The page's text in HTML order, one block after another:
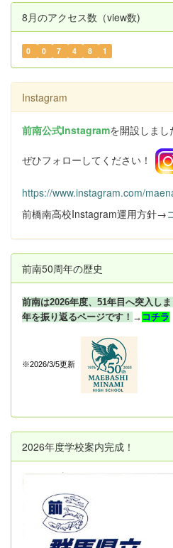
8月のアクセス数（view数)
0 0 7 4 8 1
Instagram
前南公式Instagramを開設しまし
ぜひフォローしてください！
https://www.instagram.com/
前橋南高校Instagram運用方針→
前南50周年の歴史
前南は2026年度、51年目へ突入し
年を振り返るページです！ → コチラ
※2026/3/5更新
2026年度学校案内完成！